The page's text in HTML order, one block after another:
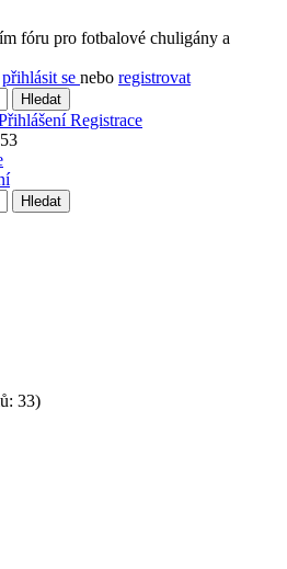
fóru pro fotbalové chuligány a
přihlásit se nebo registrovat
Hledat
Registrace
Hledat
33)